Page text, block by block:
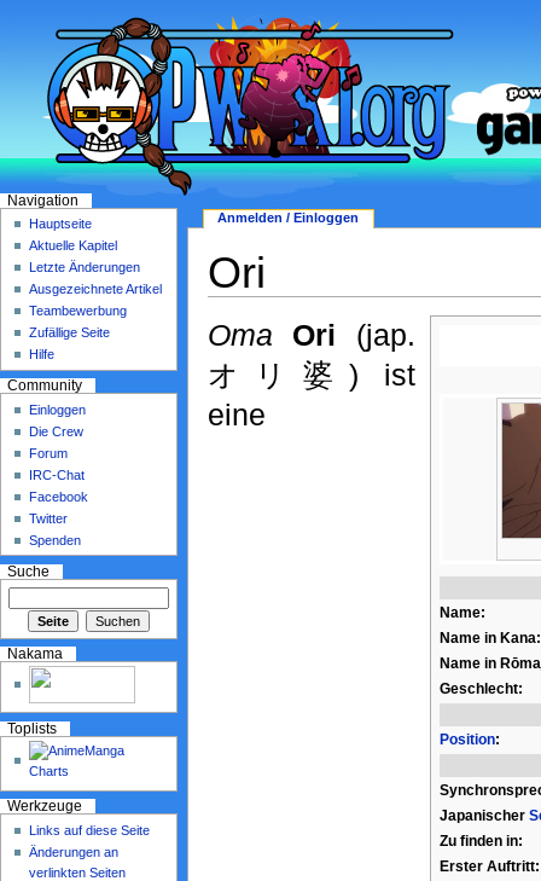
Ori
Name:
Name in Kana:
Name in
Geschlecht:
Position:
Japanischer
Zu finden in:
Erster Auftritt:
Oma Ori (jap.
オリ婆) ist
eine
Anmelden / Einloggen
Navigation
Hauptseite
Aktuelle Kapitel
Letzte Änderungen
Ausgezeichnete Artikel
Teambewerbung
Zufällige Seite
Hilfe
Community
Einloggen
Die Crew
Forum
IRC-Chat
Facebook
Twitter
Spenden
Suche
Nakama
Toplists
Werkzeuge
Links auf diese Seite
Änderungen an
verlinkten Seiten